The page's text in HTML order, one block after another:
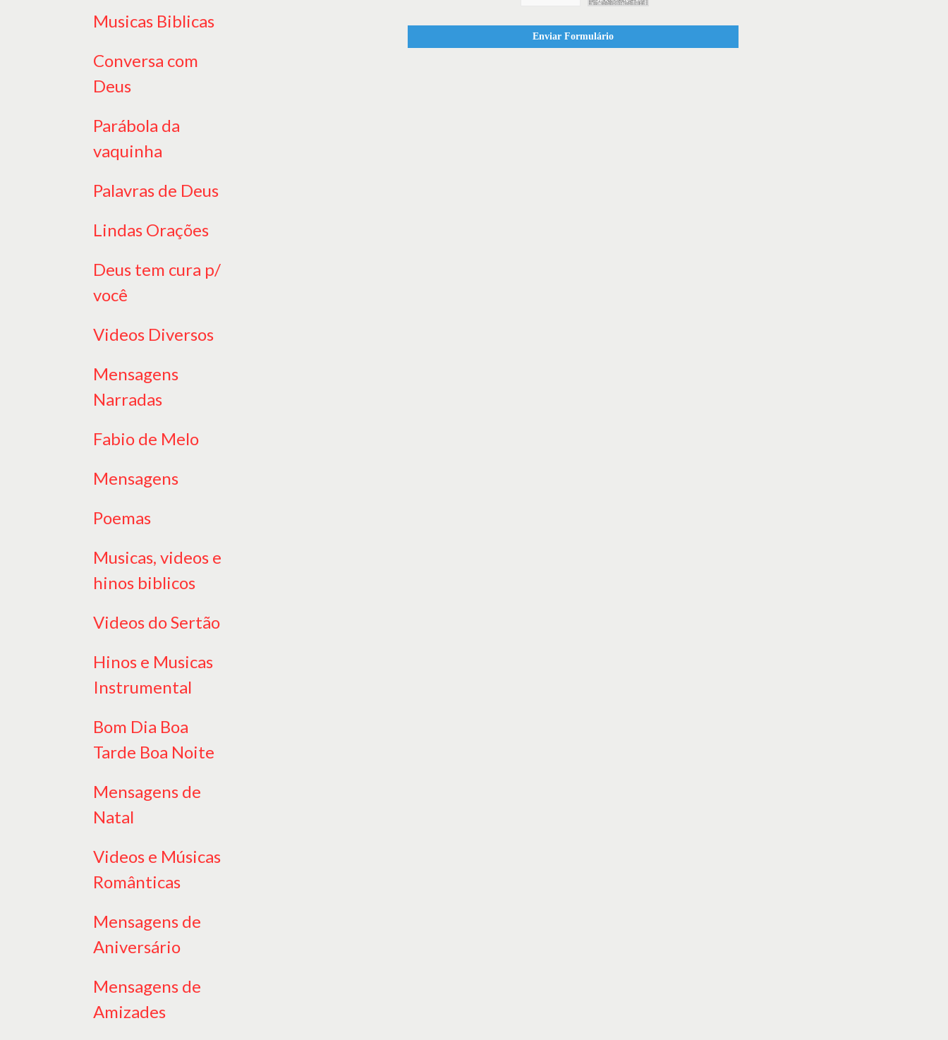
Musicas Biblicas
Conversa com
Deus
Parábola da
vaquinha
Palavras de Deus
Lindas Orações
Deus tem cura p/
você
Videos Diversos
Mensagens
Narradas
Fabio de Melo
Mensagens
Poemas
Musicas, videos e
hinos biblicos
Videos do Sertão
Hinos e Musicas
Instrumental
Bom Dia Boa
Tarde Boa Noite
Mensagens de
Natal
Videos e Músicas
Românticas
Mensagens de
Aniversário
Mensagens de
Amizades